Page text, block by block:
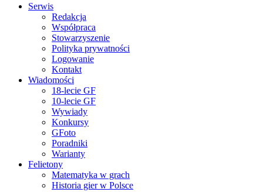
Serwis
Redakcja
Współpraca
Stowarzyszenie
Polityka prywatności
Logowanie
Kontakt
Wiadomości
18-lecie GF
10-lecie GF
Wywiady
Konkursy
GFoto
Poradniki
Warianty
Felietony
Matematyka w grach
Historia gier w Polsce